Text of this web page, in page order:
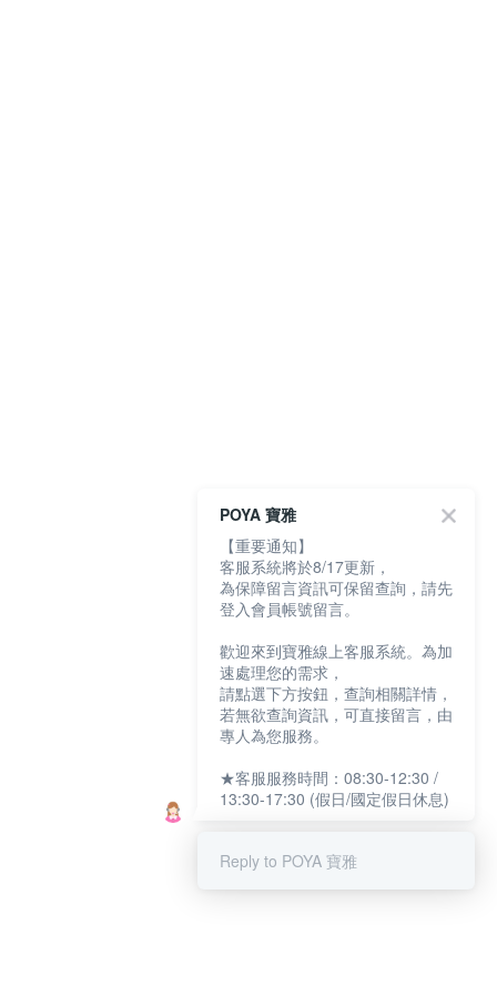
POYA 寶雅
【重要通知】
客服系統將於8/17更新，
為保障留言資訊可保留查詢，請先
登入會員帳號留言。
歡迎來到寶雅線上客服系統。為加
速處理您的需求，
請點選下方按鈕，查詢相關詳情，
若無欲查詢資訊，可直接留言，由
專人為您服務。
★客服服務時間：08:30-12:30 /
13:30-17:30 (假日/國定假日休息)
Reply to POYA 寶雅